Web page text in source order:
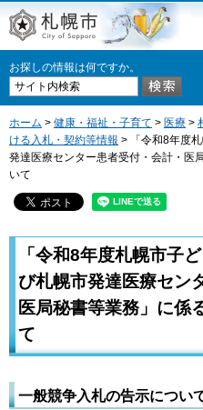
札幌市
お探しの情報は何ですか。
ホーム > 健康・福祉・子育て > 医療 >
ける入札・契約等情報 > 「令和8年度
発達医療センター患者受付・会計・医
いて
「令和8年度札幌市子
び札幌市発達医療セン
医局秘書等業務」に係
て
一般競争入札の告示につい